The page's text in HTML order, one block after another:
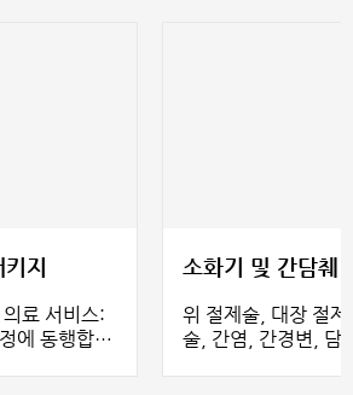
지
료 서비스:
에 동행합니
소화기 및 간담췌
위 절제술, 대장 절
술, 간염, 간경변, 담